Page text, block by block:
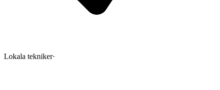
Lokala tekniker·